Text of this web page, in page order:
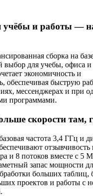
учёбы и работы —
сборка на
для учебы, офиса
экономичность и
обеспечивая быструю
мессенджерах и при
программами.
скорости там,
частота 3,4 ГГц и
отзывчивость
и 8 потоков вместе с 5
запас мощности
больших таблиц,
проектов и работы с